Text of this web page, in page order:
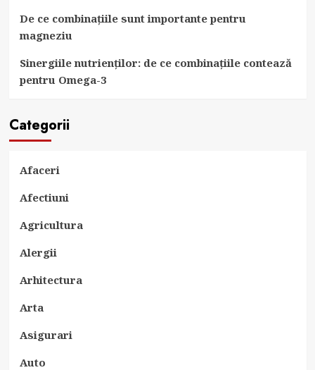
De ce combinațiile sunt importante pentru
magneziu
Sinergiile nutrienților: de ce combinațiile contează
pentru Omega-3
Categorii
Afaceri
Afectiuni
Agricultura
Alergii
Arhitectura
Arta
Asigurari
Auto